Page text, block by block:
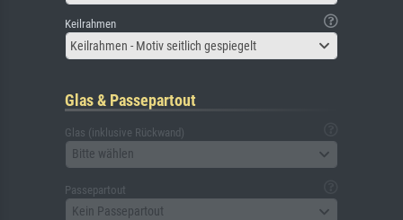
Keilrahmen
Keilrahmen - Motiv seitlich gespiegelt
Glas & Passepartout
Glas (inklusive Rückwand)
Bitte wählen
Passepartout
Kein Passepartout